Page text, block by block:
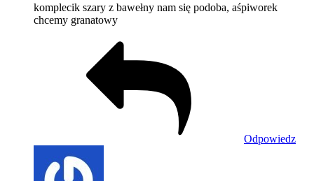
komplecik szary z bawełny nam się podoba, aśpiworek
chcemy granatowy
Odpowiedz